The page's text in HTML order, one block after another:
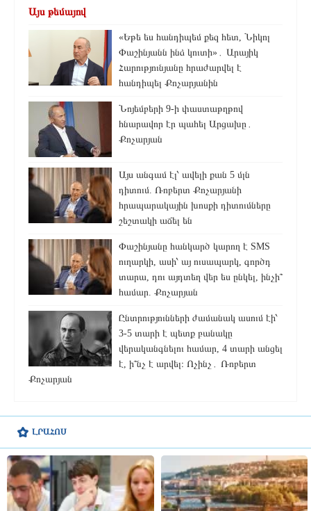
ԼՐԱՀՈՍ
Այս թեմայով
«Եթե ես հանդիպեմ քեզ հետ, Նիկոլ
Փաշինյանն ինձ կուտի»․ Արայիկ
Հարությունյանը հրաժարվել է
հանդիպել Քոչարյանին
Նոյեմբերի 9-ի փաստաթղթով
հնարավոր էր պահել Արցախը․
Քոչարյան
Այս անգամ էլ՝ ավելի քան 5 մլն
դիտում. Ռոբերտ Քոչարյանի
հրապարակային խոսքի դիտումները
շեշտակի աճել են
Փաշինյանը հանկարծ կարող է SMS
ուղարկի, ասի՝ այ ուսապարկ, գործդ
տարա, դու այդտեղ վեր ես ընկել, ինչի՞
համար. Քոչարյան
Ընտրությունների ժամանակ ասում էի՝
3-5 տարի է պետք բանակը
վերականգնելու համար, 4 տարի անցել
է, ի՞նչ է արվել։ Ոչինչ․ Ռոբերտ
Քոչարյան